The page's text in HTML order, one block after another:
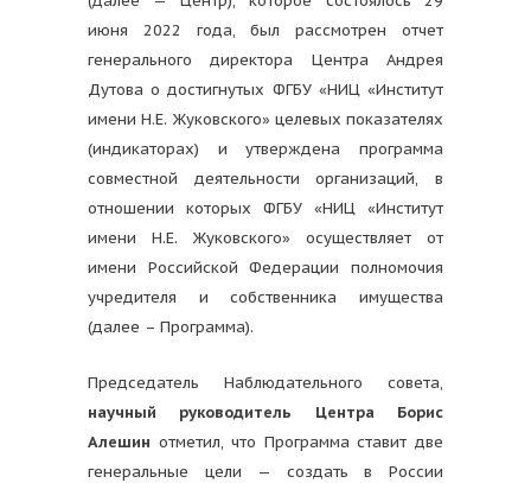
июня 2022 года, был рассмотрен отчет
генерального директора Центра Андрея
Дутова о достигнутых ФГБУ «НИЦ «Институт
имени Н.Е. Жуковского» целевых показателях
(индикаторах) и утверждена программа
совместной деятельности организаций, в
отношении которых ФГБУ «НИЦ «Институт
имени Н.Е. Жуковского» осуществляет от
имени Российской Федерации полномочия
учредителя и собственника имущества
(далее – Программа).
Председатель Наблюдательного совета,
научный руководитель Центра Борис
Алешин отметил, что Программа ставит две
генеральные цели — создать в России